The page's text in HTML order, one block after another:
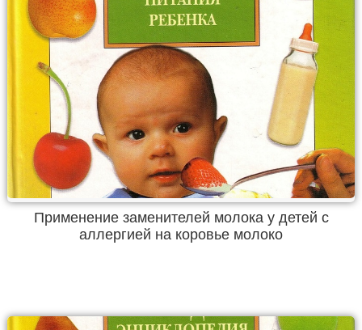
Применение заменителей молока у детей с
аллергией на коровье молоко